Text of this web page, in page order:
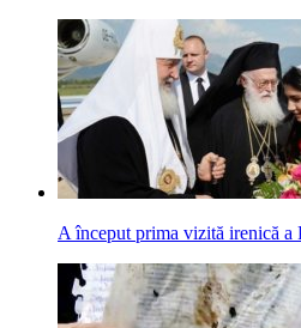
A început prima vizită irenică